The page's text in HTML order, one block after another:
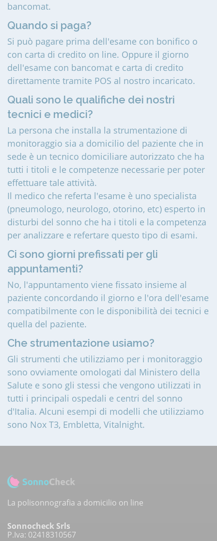
bancomat.
Quando si paga?
Si può pagare prima dell'esame con bonifico o
con carta di credito on line. Oppure il giorno
dell'esame con bancomat e carta di credito
direttamente tramite POS al nostro incaricato.
Quali sono le qualifiche dei nostri
tecnici e medici?
La persona che installa la strumentazione di
monitoraggio sia a domicilio del paziente che in
sede è un tecnico domiciliare autorizzato che ha
tutti i titoli e le competenze necessarie per poter
effettuare tale attività.
Il medico che referta l'esame è uno specialista
(pneumologo, neurologo, otorino, etc) esperto in
disturbi del sonno che ha i titoli e la competenza
per analizzare e refertare questo tipo di esami.
Ci sono giorni prefissati per gli
appuntamenti?
No, l'appuntamento viene fissato insieme al
paziente concordando il giorno e l'ora dell'esame
compatibilmente con le disponibilità dei tecnici e
quella del paziente.
Che strumentazione usiamo?
Gli strumenti che utilizziamo per i monitoraggio
sono ovviamente omologati dal Ministero della
Salute e sono gli stessi che vengono utilizzati in
tutti i principali ospedali e centri del sonno
d'Italia. Alcuni esempi di modelli che utilizziamo
sono Nox T3, Embletta, Vitalnight.
La polisonnografia a domicilio on line
Sonnocheck Srls
P.Iva: 02418310567